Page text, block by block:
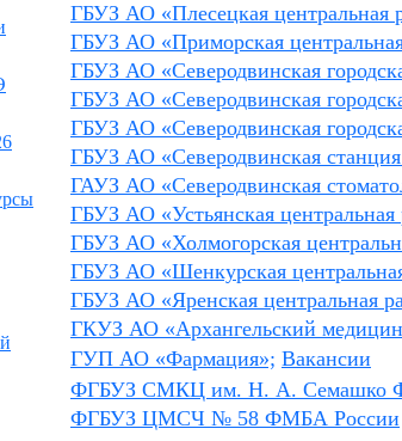
ГБУЗ АО «Плесецкая центральная
ГБУЗ АО «Приморская
ГБУЗ АО «Северодвинская
ГБУЗ АО «Северодвинская
ГБУЗ АО «Северодвинская
ГБУЗ АО «Северодвинская
ГАУЗ АО «Северодвинская
ГБУЗ АО «Устьянская центральная
ГБУЗ АО «Холмогорская
ГБУЗ АО «Шенкурская
ГБУЗ АО «Яренская центральная
ГКУЗ АО «Архангельский
ГУП АО «Фармация»; Вакансии
ФГБУЗ СМКЦ им. Н. А. Семашко
ФГБУЗ ЦМСЧ № 58 ФМБА России